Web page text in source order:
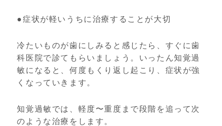
●症状が軽いうちに治療することが大切
冷たいものが歯にしみると感じたら、すぐに歯
科医院で診てもらいましょう。いったん知覚過
敏になると、何度もくり返し起こり、症状が強
くなっていきます。
知覚過敏では、軽度〜重度まで段階を追って次
のような治療をします。